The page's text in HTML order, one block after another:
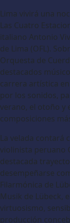
Lima vivirá una
Las Cuatro
italiano Antonio
de Lima (OFL).
Orquesta de
destacados
carrera artística
por los sonidos,
verano, el otoño y
composiciones
La velada contará
violinista peruano
destacada
desempeñarse
Filarmónica de
Musik de Lübeck,
virtuosismo,
producción